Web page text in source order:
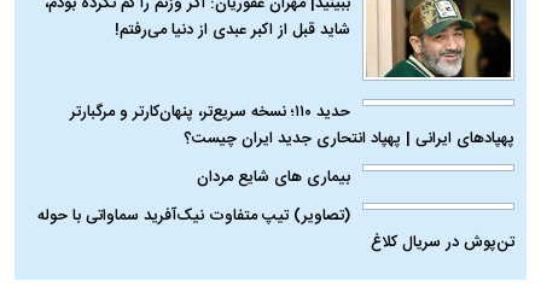
اپل با یک اقدام تازه کاربران ایرانی را غافلگیر کرد
حدید ۱۱۰؛ نسخه سریع‌تر، پنهان‌کارتر و مرگبارتر
پهپادهای ایرانی | پهپاد انتحاری جدید ایران چیست؟
(تصاویر) تیپ متفاوت نیک‌آفرید سماواتی با حوله